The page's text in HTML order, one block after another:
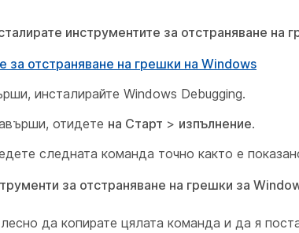
инструментите за отстраняване на
за отстраняване на грешки на Windows
инсталирайте Windows Debugging.
отидете на Старт > изпълнение.
следната команда точно както е
за отстраняване на грешки за
да копирате цялата команда и да я